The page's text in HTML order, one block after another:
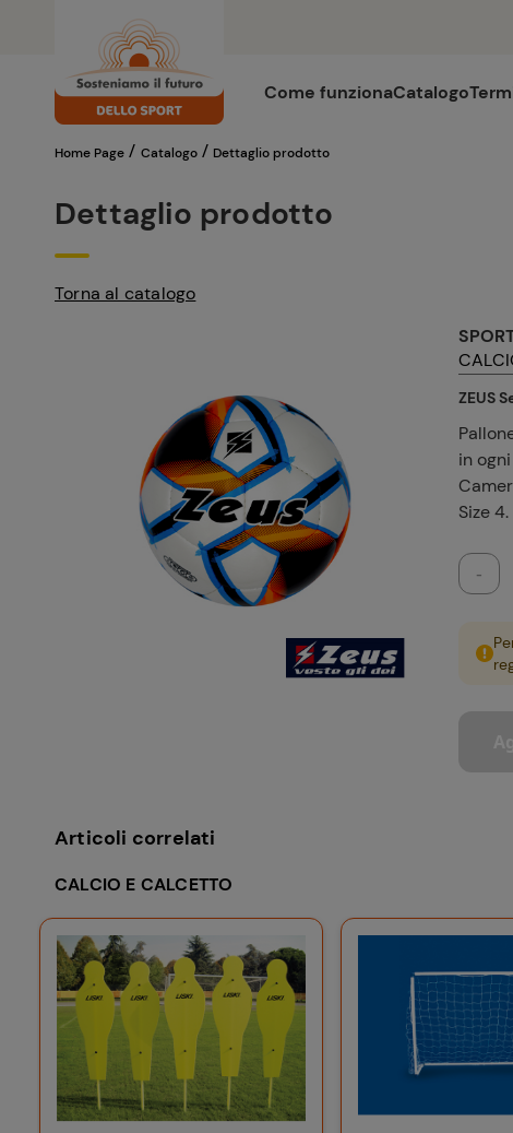
Come funzionaCatalogo
Home Page / Catalogo / Dettaglio prodotto
Dettaglio prodotto
Torna al catalogo
ZEUS
in
Size 4.
-
Articoli correlati
CALCIO E CALCETTO